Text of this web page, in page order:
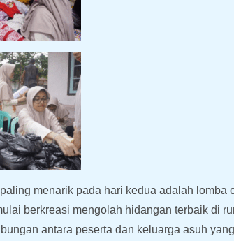
menarik pada hari kedua adalah
berkreasi mengolah hidangan terbaik di
antara peserta dan keluarga asuh